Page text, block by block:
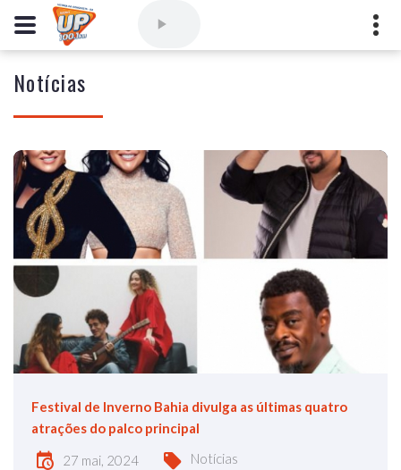
marioborim@radioupconquista.com.br
Notícias
Festival de Inverno Bahia divulga as últimas quatro
atrações do palco principal
27 mai, 2024 Notícias